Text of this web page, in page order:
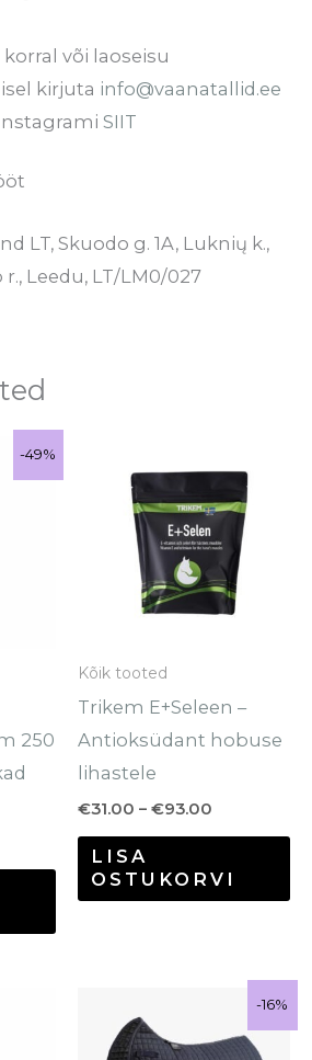
või laoseisu
kirjuta info@vaanatallid.ee
SIIT
LT, Skuodo g. 1A, Luknių k.,
Leedu, LT/LM0/027
Sale!
-49%
-49%
250
Kõik tooted
Trikem E+Seleen –
Antioksüdant hobuse
lihastele
€31.00 – €93.00
kuni
€93.00
LISA
OSTUKORVI
Sale!
-16%
-16%
hind
oli:
Praegune
on: